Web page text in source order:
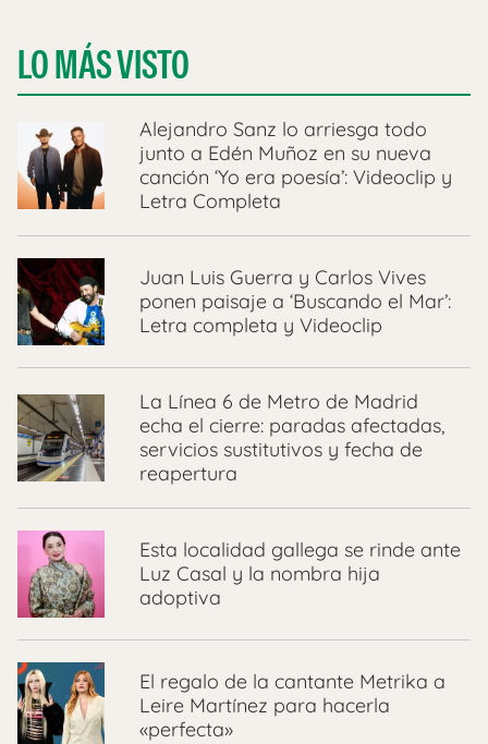
LO MÁS VISTO
Alejandro Sanz lo arriesga todo
junto a Edén Muñoz en su nueva
canción ‘Yo era poesía’: Videoclip y
Letra Completa
Juan Luis Guerra y Carlos Vives
ponen paisaje a ‘Buscando el Mar’:
Letra completa y Videoclip
La Línea 6 de Metro de Madrid
echa el cierre: paradas afectadas,
servicios sustitutivos y fecha de
reapertura
Esta localidad gallega se rinde ante
Luz Casal y la nombra hija
adoptiva
El regalo de la cantante Metrika a
Leire Martínez para hacerla
«perfecta»